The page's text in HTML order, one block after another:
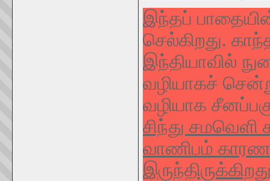
இந்தப்
செல்கிறது.
இந்தியாவில்
வழியாகச்
வழியாக
சிந்து
வாணிபம்